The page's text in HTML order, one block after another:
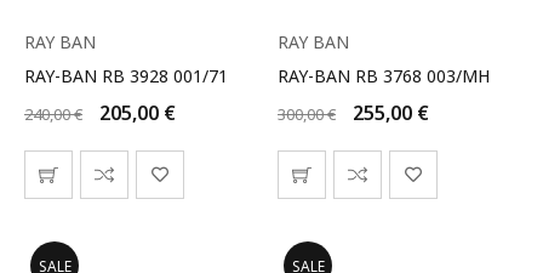
RAY BAN
RAY-BAN RB 3928 001/71
240,00€ 205,00 €
RAY BAN
RAY-BAN RB 3768 003/MH
300,00€ 255,00 €
SALE SALE